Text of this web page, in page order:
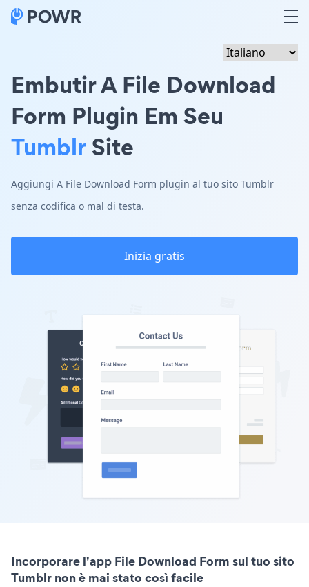
Embutir A File Download
Form Plugin Em Seu
TumblrSite
Aggiungi A File Download Form plugin al tuo sito Tumblr
senza codifica o mal di testa.
Inizia gratis
Incorporare l'app File Download Form sul tuo sito
Tumblr non è mai stato così facile